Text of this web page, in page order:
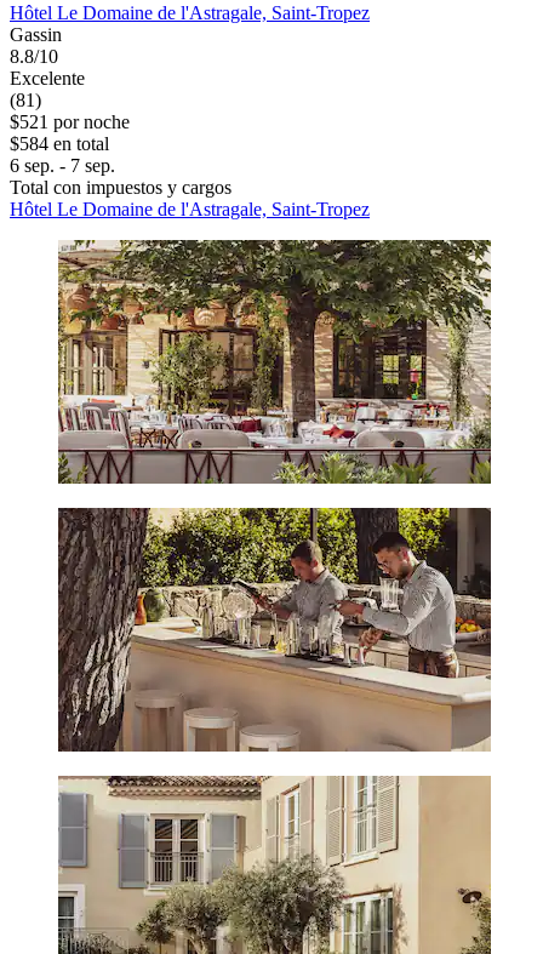
Hôtel Le Domaine de l'Astragale, Saint-Tropez
Gassin
8.8/10
Excelente
(81)
$521 por noche
$584 en total
6 sep. - 7 sep.
Total con impuestos y cargos
Hôtel Le Domaine de l'Astragale, Saint-Tropez